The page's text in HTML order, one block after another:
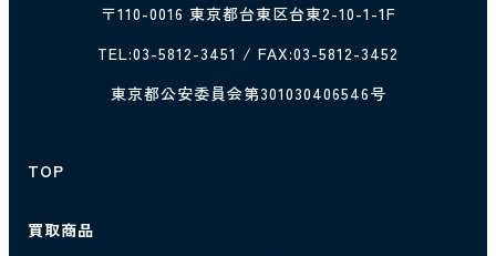
〒110-0016 東京都台東区台東2-10-1-1F
TEL:03-5812-3451 / FAX:03-5812-3452
東京都公安委員会第301030406546号
TOP
買取商品